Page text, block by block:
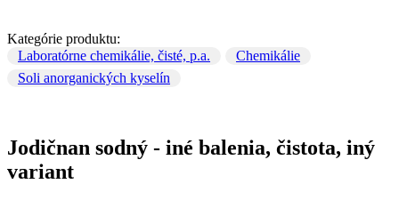
Kategórie produktu:
Laboratórne chemikálie, čisté, p.a.
Chemikálie
Soli anorganických kyselín
Jodičnan sodný - iné balenia, čistota, iný
variant